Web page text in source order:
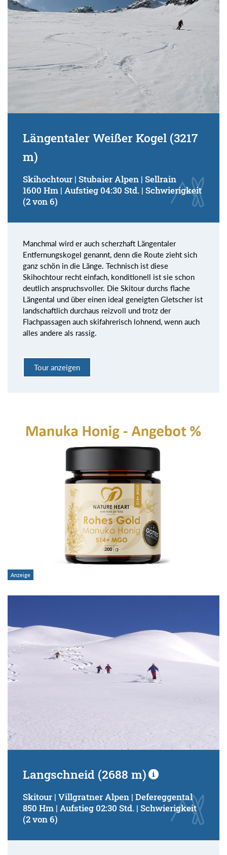
Längentaler Weißer Kogel (3217
m)
Skihochtour | Stubaier Alpen | Sellrain
1600 Hm | Aufstieg 04:30 Std. | Schwierigkeit
(2 von 6)
Manchmal wird er auch scherzhaft Längentaler
Entfernungskogel genannt, denn die Route zieht sich
ganz schön in die Länge. Technisch ist diese
Skihochtour recht einfach, konditionell ist sie schon
deutlich anspruchsvoller. Die Skitour durchs flache
Längental und über einen ideal geneigten Gletscher ist
landschaftlich durchaus reizvoll und trotz der
Flachpassagen auch skifahrerisch lohnend, wenn auch
alles andere als rassig.
Tour anzeigen
Langschneid (2688 m)
Skitour | Villgratner Alpen | Defereggental
850 Hm | Aufstieg 02:30 Std. | Schwierigkeit
(2 von 6)